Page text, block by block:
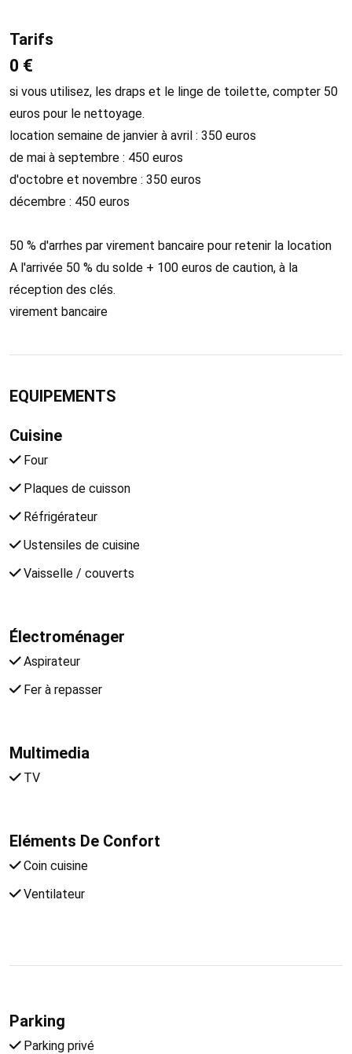
Tarifs
0 €
si vous utilisez, les draps et le linge de toilette, compter 50
euros pour le nettoyage.
location semaine de janvier à avril : 350 euros
de mai à septembre : 450 euros
d'octobre et novembre : 350 euros
décembre : 450 euros
50 % d'arrhes par virement bancaire pour retenir la location
A l'arrivée 50 % du solde + 100 euros de caution, à la
réception des clés.
virement bancaire
EQUIPEMENTS
Cuisine
Four
Plaques de cuisson
Réfrigérateur
Ustensiles de cuisine
Vaisselle / couverts
Électroménager
Aspirateur
Fer à repasser
Multimedia
TV
Eléments De Confort
Coin cuisine
Ventilateur
Parking
Parking privé